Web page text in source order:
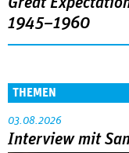
1945–1960
THEMEN
03.08.2026
Interview mit